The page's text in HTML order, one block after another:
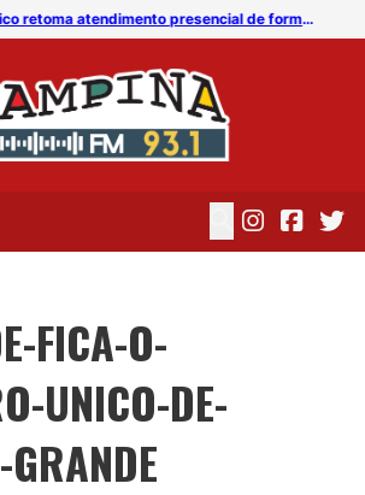
Cadastro Único retoma atendimento presencial de forma gradual em Campina Grande
FICA-O-
UNICO-DE-